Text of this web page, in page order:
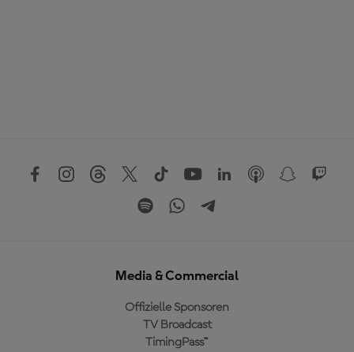
Media & Commercial
Offizielle Sponsoren
TV Broadcast
TimingPass™